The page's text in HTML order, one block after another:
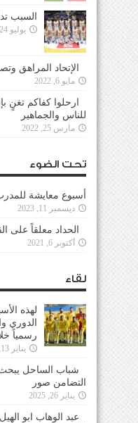
السبب
يوليو 24, 2022
الإتحاد المراهق
مايو 6, 2022
ارحلوا كفاكم تغنٍ
للناس والجماهير
مارس 25, 2022
تحت الضوء
أسبوع معايشة
ديسمبر 11, 2023
الحداد معلقاً على
أكتوبر 6, 2021
لقاء
لهذه
الدوري
رسمياً
يناير 13, 2026
شباب الساحل
التضامن صور
يناير 26, 2025
عبد الوهاب ابو